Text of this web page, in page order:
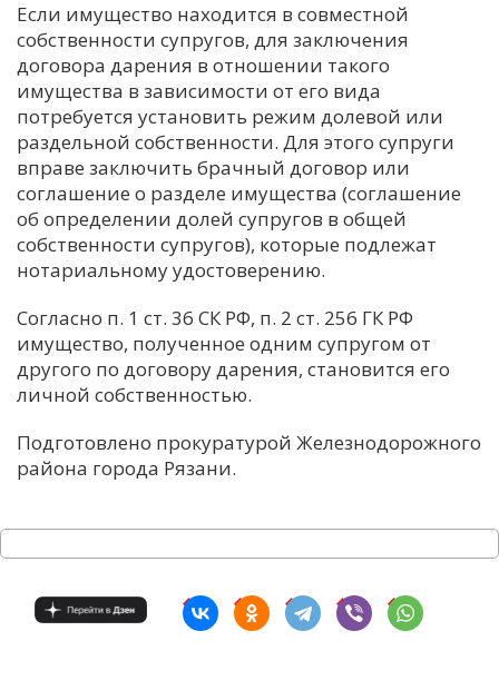
М
Н
У
Х
Ч
Если имущество находится в совместной
собственности супругов, для заключения
договора дарения в отношении такого
имущества в зависимости от его вида
потребуется установить режим долевой или
раздельной собственности. Для этого супруги
вправе заключить брачный договор или
соглашение о разделе имущества (соглашение
об определении долей супругов в общей
собственности супругов), которые подлежат
нотариальному удостоверению.
Согласно п. 1 ст. 36 СК РФ, п. 2 ст. 256 ГК РФ
имущество, полученное одним супругом от
другого по договору дарения, становится его
личной собственностью.
Подготовлено прокуратурой Железнодорожного
района города Рязани.